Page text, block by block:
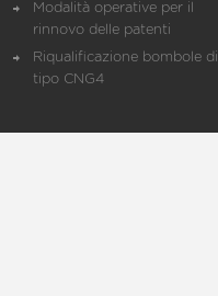
Modalità operative per il
rinnovo delle patenti
Riqualificazione bombole di
tipo CNG4